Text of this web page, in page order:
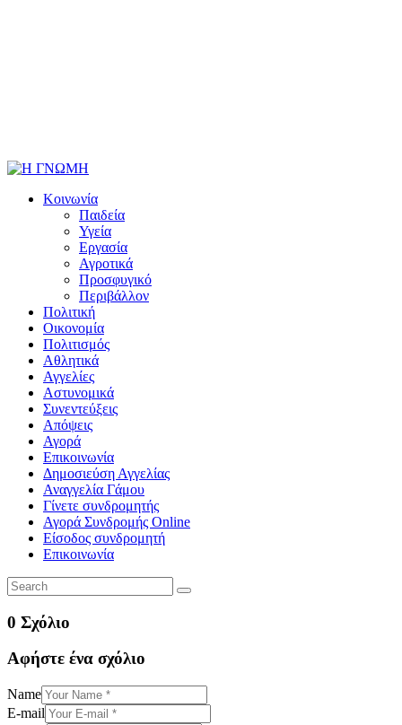
Κοινωνία
Παιδεία
Υγεία
Εργασία
Αγροτικά
Προσφυγικό
Περιβάλλον
Πολιτική
Οικονομία
Πολιτισμός
Αθλητικά
Αγγελίες
Αστυνομικά
Συνεντεύξεις
Απόψεις
Αγορά
Επικοινωνία
Δημοσιεύση Αγγελίας
Αναγγελία Γάμου
Γίνετε συνδρομητής
Αγορά Συνδρομής Online
Είσοδος συνδρομητή
Επικοινωνία
0 Σχόλιο
Αφήστε ένα σχόλιο
Name
E-mail